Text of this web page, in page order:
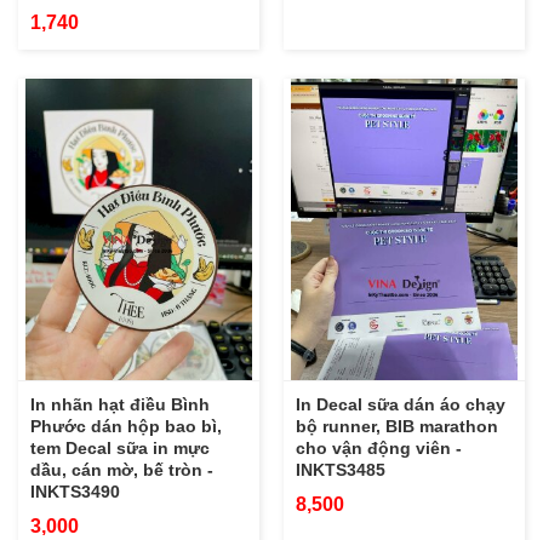
1,740
In nhãn hạt điều Bình
Phước dán hộp bao bì,
tem Decal sữa in mực
dầu, cán mờ, bế tròn -
INKTS3490
3,000
In Decal sữa dán áo chạy
bộ runner, BIB marathon
cho vận động viên -
INKTS3485
8,500